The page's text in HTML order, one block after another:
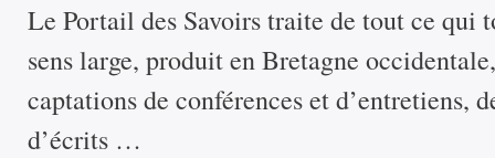
Le Portail des Savoirs traite de tout ce qui
sens large, produit en Bretagne
captations de conférences et d’entretiens,
d’écrits …